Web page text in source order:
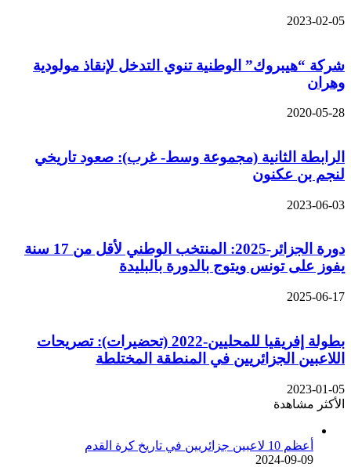
2023-02-05
شركة “هيبروك” الوطنية تنوي التدخل لإنقاذ مولودية
وهران
2020-05-28
الرابطة الثانية (مجموعة وسط- غرب): صعود تاريخي
لنجم بن عكنون
2023-06-03
دورة الجزائر-2025: المنتخب الوطني لأقل من 17 سنة
يفوز على تونس ويتوج بالدورة بالبليدة
2025-06-17
بطولة إفريقيا للمحليين-2022 (تحضيرات): تصريحات
اللاعبين الجزائريين في المنطقة المختلطة
2023-01-05
الأكثر مشاهدة
أعظم 10 لاعبين جزائريين في تاريخ كرة القدم
2024-09-09